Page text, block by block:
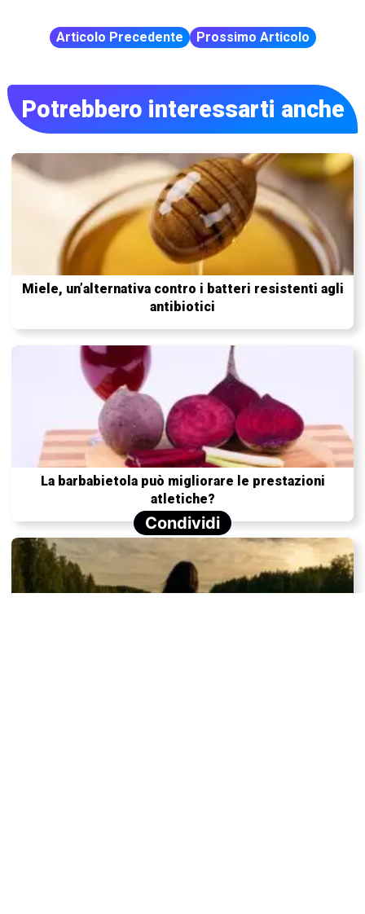
Articolo Precedente Prossimo Articolo
Potrebbero interessarti anche
Miele, un’alternativa contro i batteri resistenti agli
antibiotici
La barbabietola può migliorare le prestazioni
atletiche?
Condividi